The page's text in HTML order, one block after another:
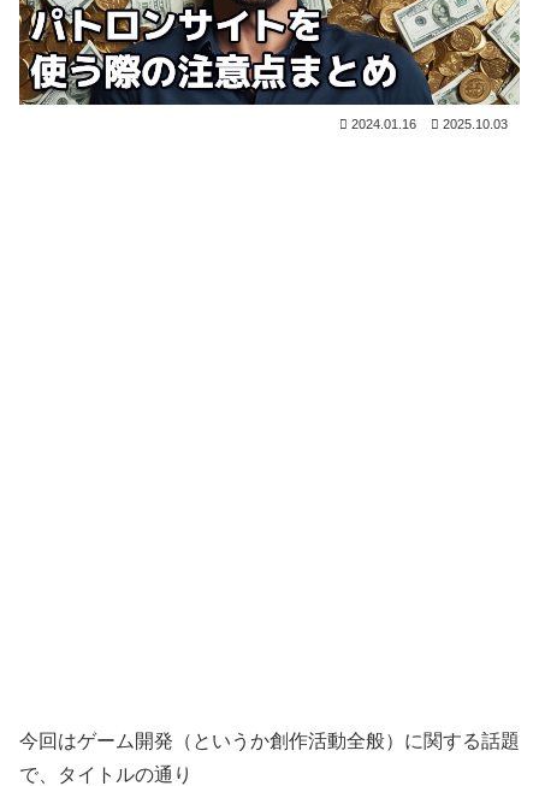
2024.01.16 2025.10.03
今回はゲーム開発（というか創作活動全般）に関する話題
で、タイトルの通り